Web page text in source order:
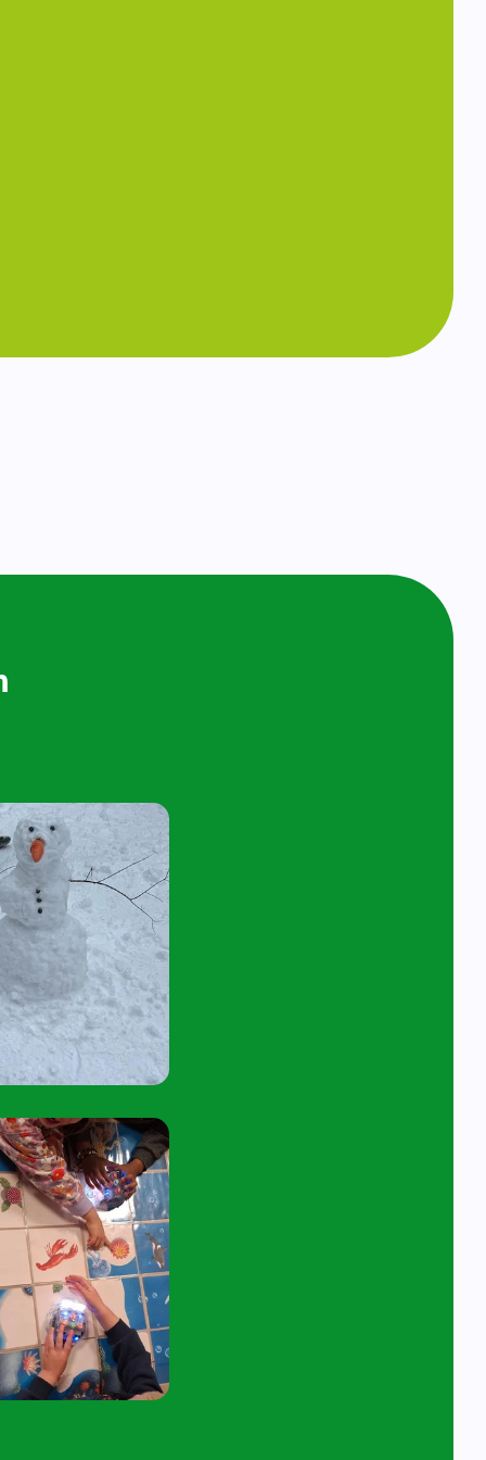
bij ons op
4 jaar en hun ouder/verzorger zijn van
kijk- en speelochtend op woensdag 7
een e-mail aan